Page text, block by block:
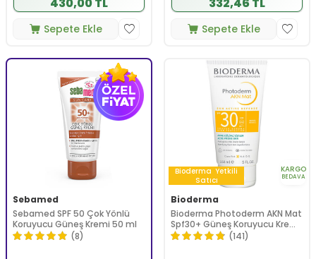
Sepete Ekle Sepete Ekle
Sebamed
Sebamed SPF 50 Çok Yönlü
Koruyucu Güneş Kremi 50 ml
(8)
Bioderma Yetkili
Satıcı
KARGO
BEDAVA
Bioderma
Bioderma Photoderm AKN Mat
Spf30+ Güneş Koruyucu Krem
150 ml
(141)